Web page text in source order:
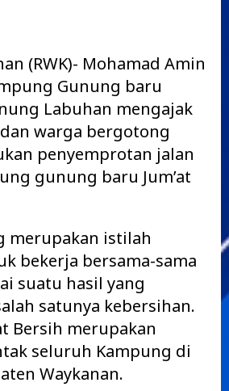
(RWK)- Mohamad Amin
Gunung baru
Labuhan mengajak
warga bergotong
penyemprotan jalan
gunung baru Jum’at
merupakan istilah
bekerja bersama-sama
suatu hasil yang
satunya kebersihan.
Bersih merupakan
seluruh Kampung di
Waykanan.